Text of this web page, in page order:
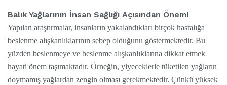
Balık Yağlarının İnsan Sağlığı Açısından Önemi
Yapılan araştırmalar, insanların yakalandıkları birçok hastalığa
beslenme alışkanlıklarının sebep olduğunu göstermektedir. Bu
yüzden beslenmeye ve beslenme alışkanlıklarına dikkat etmek
hayati önem taşımaktadır. Örneğin, yiyeceklerle tüketilen yağların
doymamış yağlardan zengin olması gerekmektedir. Çünkü yüksek